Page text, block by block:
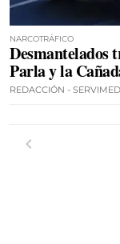
NARCOTRÁFICO
Desmantelados
Parla y la
REDACCIÓN -